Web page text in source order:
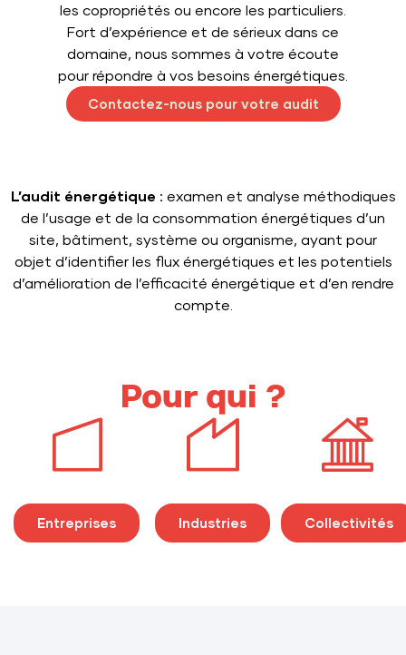
les copropriétés ou encore les particuliers.
Fort d’expérience et de sérieux dans ce
domaine, nous sommes à votre écoute
pour répondre à vos besoins énergétiques.
Contactez-nous pour votre audit
L’audit énergétique : examen et analyse méthodiques
de l’usage et de la consommation énergétiques d’un
site, bâtiment, système ou organisme, ayant pour
objet d’identifier les flux énergétiques et les potentiels
d’amélioration de l’efficacité énergétique et d’en rendre
compte.
Pour qui ?
Entreprises Industries Collectivités